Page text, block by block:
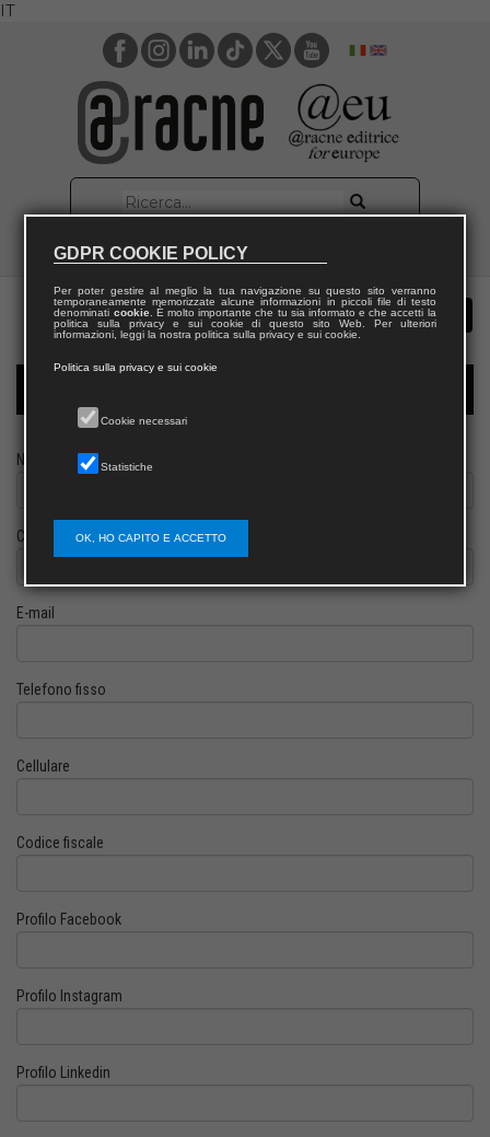
IT
Nome
Cognome
E-mail
Telefono fisso
Cellulare
Codice fiscale
Profilo Facebook
Profilo Instagram
Profilo Linkedin
GDPR COOKIE POLICY
Per poter gestire al meglio la tua navigazione su questo sito verranno
temporaneamente memorizzate alcune informazioni in piccoli file di testo
denominati cookie. È molto importante che tu sia informato e che accetti la
politica sulla privacy e sui cookie di questo sito Web. Per ulteriori
informazioni, leggi la nostra politica sulla privacy e sui cookie.
Politica sulla privacy e sui cookie
Cookie necessari
Statistiche
OK, HO CAPITO E ACCETTO